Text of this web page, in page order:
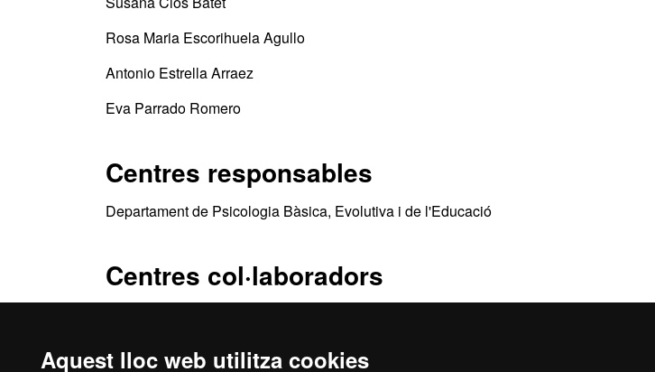
Aquest lloc web utilitza cookies
Rosa Maria Escorihuela Agullo
Antonio Estrella Arraez
Eva Parrado Romero
Centres responsables
Departament de Psicologia Bàsica, Evolutiva i de l'Educació
Centres col·laboradors